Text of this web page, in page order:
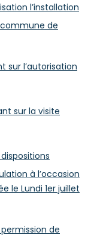
l’installation
de
sur l’autorisation
sur la visite
à l’occasion
le Lundi 1er juillet
de